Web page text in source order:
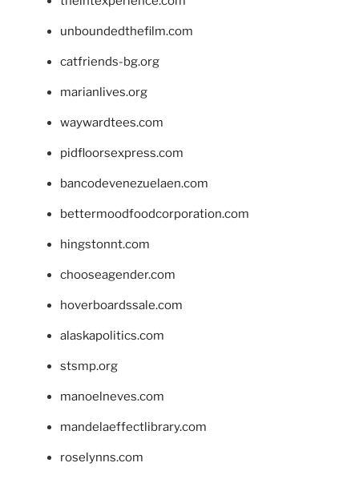
unboundedthefilm.com
catfriends-bg.org
marianlives.org
waywardtees.com
pidfloorsexpress.com
bancodevenezuelaen.com
bettermoodfoodcorporation.com
hingstonnt.com
chooseagender.com
hoverboardssale.com
alaskapolitics.com
stsmp.org
manoelneves.com
mandelaeffectlibrary.com
roselynns.com